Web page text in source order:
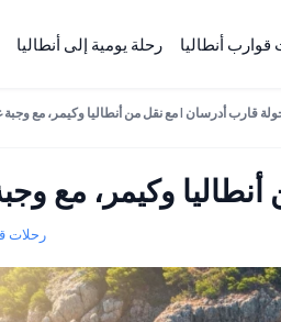
رحلة يومية إلى أنطاليا قوارب أنطاليا
قارب أدرسان | مع نقل من أنطاليا وكيمر، مع وجبة غداء
وكيمر، مع وجبة
رحلات